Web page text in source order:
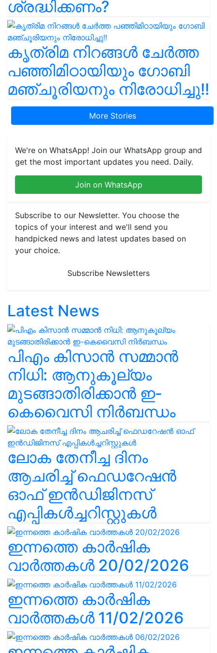
ശ്രദ്ധിക്കണം?
കൃത്രിമ നിറങ്ങൾ ചേർത്ത
പഞ്ഞിമിഠായിയും ഗോബി
മഞ്ചൂരിയനും നിരോധിച്ചു!!
More Stories
We're on WhatsApp! Join our WhatsApp group and
get the most important updates you need. Daily.
Join on WhatsApp
Subscribe to our Newsletter. You choose the
topics of your interest and we'll send you
handpicked news and latest updates based on
your choice.
Subscribe Newsletters
Latest News
പിഎം കിസാൻ സമ്മാൻ
നിധി: ആനുകൂല്യം
മുടങ്ങാതിരിക്കാൻ ഇ-
കെവൈസി നിർബന്ധം
ലോക തേനീച്ച ദിനം
ആചരിച്ച് ഫെഡറേഷൻ
ഓഫ് ഇൻഡിജിനസ്
എപ്പികൾച്ചറിസ്റ്റുകൾ
ഇന്നത്തെ കാർഷിക
വാർത്തകൾ 20/02/2026
ഇന്നത്തെ കാർഷിക
വാർത്തകൾ 11/02/2026